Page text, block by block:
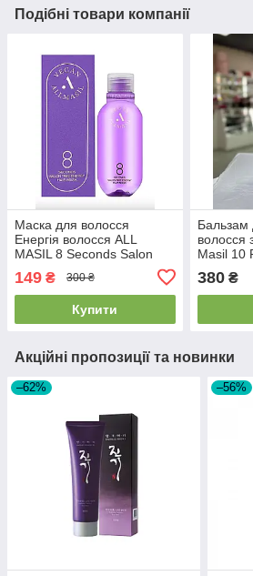
Подібні товари компанії
Маска для волосся
Енергія волосся ALL
MASIL 8 Seconds Salon
Time Energy Hair Mask 200
мл 2026/07/23
149 ₴ 300 ₴
Купити
Бальзам
волосся
Masil 10
Volume
24.05.26
380₴
Акційні пропозиції та новинки
–62% –56%